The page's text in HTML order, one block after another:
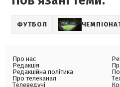
ФУТБОЛ
Про нас
Редакція
Редакційна політика
Про телеканал
Телеведучі